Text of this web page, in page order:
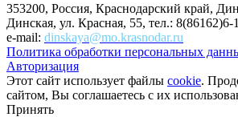
353200, Россия, Краснодарский край,
Динская, ул. Красная, 55, тел.:
e-mail: dinskaya@mo.krasnodar.ru
Политика обработки персональных
Авторизация
Этот сайт использует файлы cookie.
сайтом, Вы соглашаетесь с их
Принять